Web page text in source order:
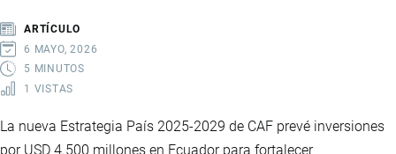
LA
GESTIÓN
DE
ARTÍCULO
6 MAYO, 2026
5 MINUTOS
1 VISTAS
La nueva Estrategia País 2025-2029 de CAF prevé inversiones
por USD 4.500 millones en Ecuador para fortalecer